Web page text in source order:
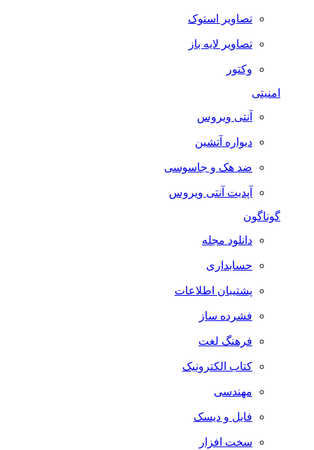
تصاویر استوک
تصاویر لایه باز
وکتور
امنیتی
آنتی ویروس
دیواره آتشین
ضد هک و جاسوسی
آپدیت آنتی ویروس
گوناگون
دانلود مجله
حسابداری
پشتیبان اطلاعات
فشرده ساز
فرهنگ لغت
کتاب الکترونیک
مهندسی
فایل و دیسک
سخت افزار